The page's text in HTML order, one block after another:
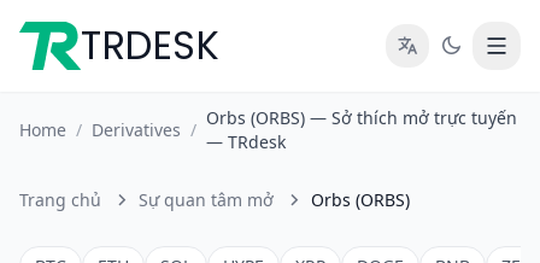
TRDESK
Home / Derivatives /
Orbs (ORBS) — Sở thích mở trực tuyến
— TRdesk
Trang chủ Sự quan tâm mở Orbs (ORBS)